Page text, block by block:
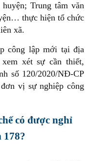
Trung tâm văn
thực hiện tổ chức
xã.
công lập mới tại địa
xét sự cần thiết,
số 120/2020/NĐ-CP
vị sự nghiệp công
có được nghỉ
178?